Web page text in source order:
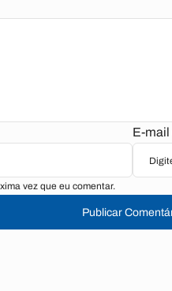
E-
vez que eu comentar.
Publicar